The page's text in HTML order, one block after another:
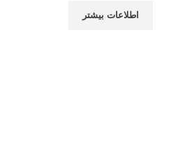
اطلاعات بیشتر